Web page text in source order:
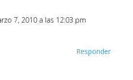
7, 2010 a las 12:03 pm
Responder